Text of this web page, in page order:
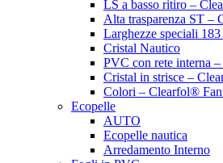
LS a basso ritiro –
Alta trasparenza ST –
Larghezze speciali
Cristal Nautico
PVC con rete interna
Cristal in strisce –
Colori – Clearfol®
Ecopelle
AUTO
Ecopelle nautica
Arredamento Interno